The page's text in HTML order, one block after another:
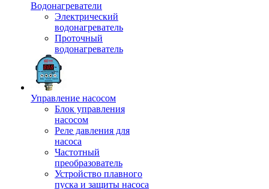
Водонагреватели
Электрический
водонагреватель
Проточный
водонагреватель
Управление насосом
Блок управления
насосом
Реле давления для
насоса
Частотный
преобразователь
Устройство плавного
пуска и защиты насоса